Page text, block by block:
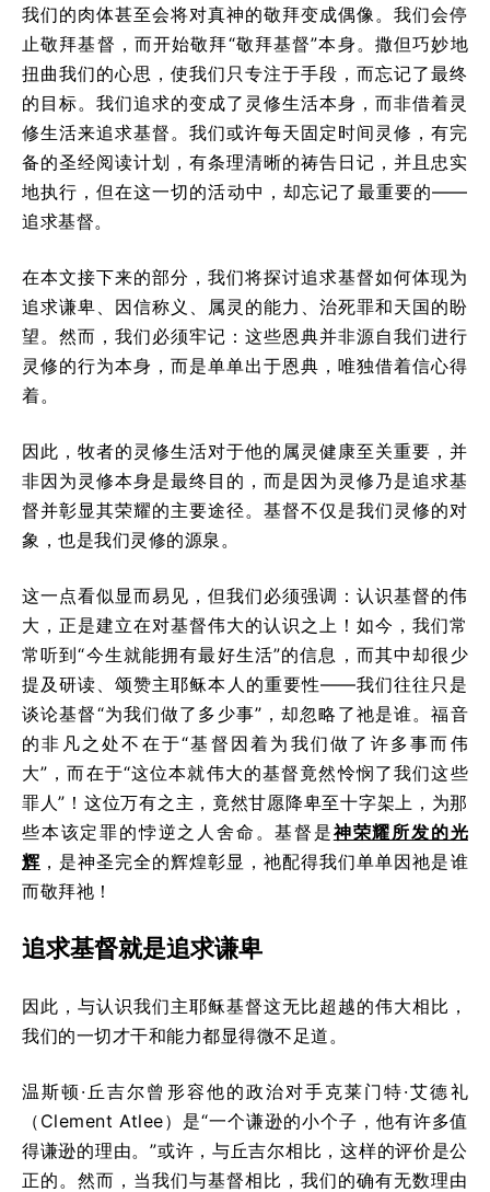
我们的肉体甚至会将对真神的敬拜变成偶像。我们会停
止敬拜基督，而开始敬拜“敬拜基督”本身。撒但巧妙地
扭曲我们的心思，使我们只专注于手段，而忘记了最终
的目标。我们追求的变成了灵修生活本身，而非借着灵
修生活来追求基督。我们或许每天固定时间灵修，有完
备的圣经阅读计划，有条理清晰的祷告日记，并且忠实
地执行，但在这一切的活动中，却忘记了最重要的——
追求基督。
在本文接下来的部分，我们将探讨追求基督如何体现为
追求谦卑、因信称义、属灵的能力、治死罪和天国的盼
望。然而，我们必须牢记：这些恩典并非源自我们进行
灵修的行为本身，而是单单出于恩典，唯独借着信心得
着。
因此，牧者的灵修生活对于他的属灵健康至关重要，并
非因为灵修本身是最终目的，而是因为灵修乃是追求基
督并彰显其荣耀的主要途径。基督不仅是我们灵修的对
象，也是我们灵修的源泉。
这一点看似显而易见，但我们必须强调：认识基督的伟
大，正是建立在对基督伟大的认识之上！如今，我们常
常听到“今生就能拥有最好生活”的信息，而其中却很少
提及研读、颂赞主耶稣本人的重要性——我们往往只是
谈论基督“为我们做了多少事”，却忽略了祂是谁。福音
的非凡之处不在于“基督因着为我们做了许多事而伟
大”，而在于“这位本就伟大的基督竟然怜悯了我们这些
罪人”！这位万有之主，竟然甘愿降卑至十字架上，为那
些本该定罪的悖逆之人舍命。基督是神荣耀所发的光
辉 ，是神圣完全的辉煌彰显，祂配得我们单单因祂是谁
而敬拜祂！
追求基督就是追求谦卑
因此，与认识我们主耶稣基督这无比超越的伟大相比，
我们的一切才干和能力都显得微不足道。
温斯顿·丘吉尔曾形容他的政治对手克莱门特·艾德礼
（Clement Atlee）是“一个谦逊的小个子，他有许多值
得谦逊的理由。”或许，与丘吉尔相比，这样的评价是公
正的。然而，当我们与基督相比，我们的确有无数理由